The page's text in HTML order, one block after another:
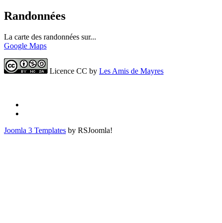
Randonnées
La carte des randonnées sur...
Google Maps
Licence CC by Les Amis de Mayres
Joomla 3 Templates by RSJoomla!